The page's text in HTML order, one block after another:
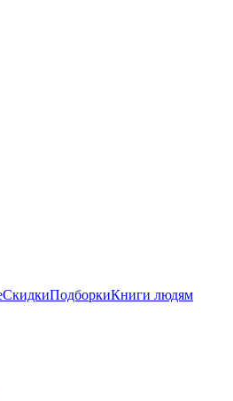
СкидкиПодборкиКниги людям